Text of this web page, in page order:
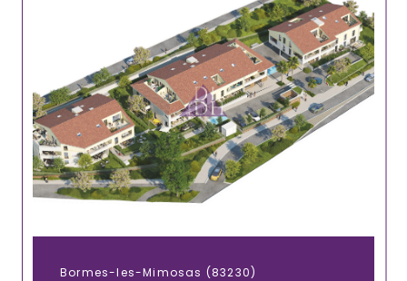
Bormes-les-Mimosas (83230)